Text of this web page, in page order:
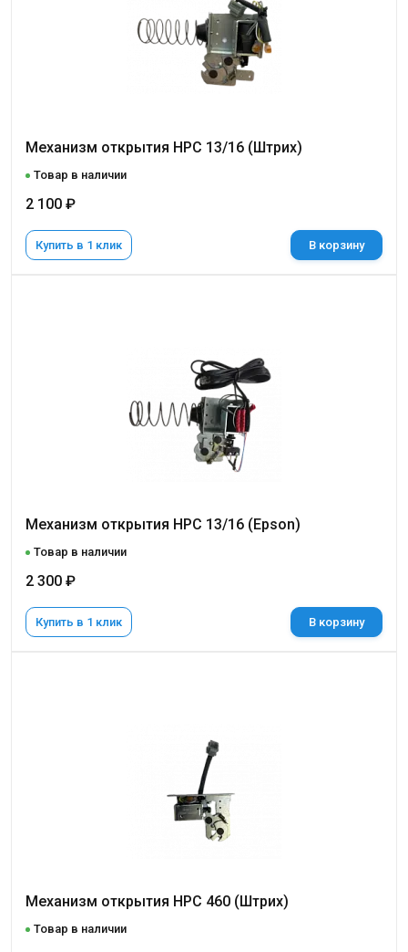
Механизм открытия НРС 13/16 (Штрих)
Товар в наличии
2 100 ₽
Купить в 1 клик В корзину
Механизм открытия НРС 13/16 (Epson)
Товар в наличии
2 300 ₽
Купить в 1 клик В корзину
Механизм открытия HPC 460 (Штрих)
Товар в наличии